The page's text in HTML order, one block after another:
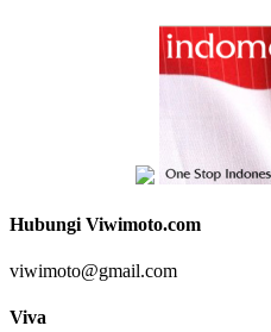
Hubungi Viwimoto.com
viwimoto@gmail.com
Viva